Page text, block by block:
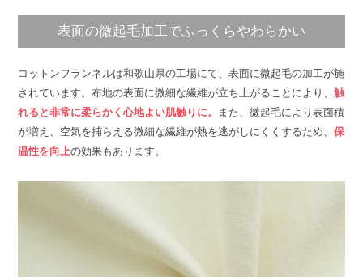
表面の微起毛加工でふっくらやわらかい
コットンフランネルは和歌山県の工場にて、表面に微起毛の加工が施
されています。布地の表面に微細な繊維が立ち上がることにより、触
れると非常に柔らかく心地よい肌触りに。
また、微起毛により表面積
が増え、空気を捕らえる微細な繊維が熱を逃がしにくくするため、保
温性を向上の効果もあります。